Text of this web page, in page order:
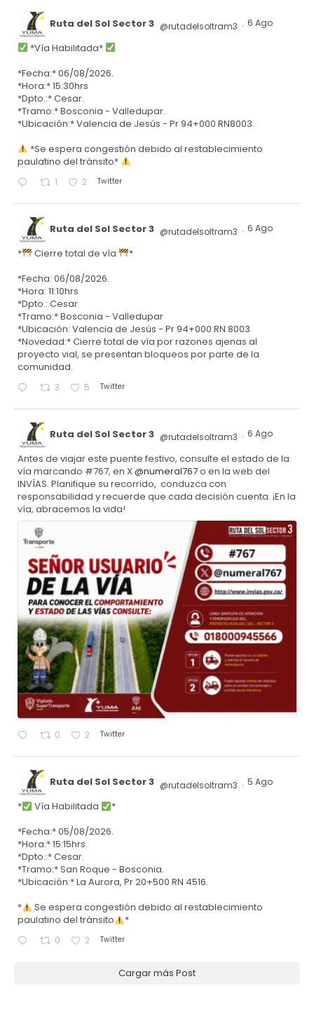
Ruta del Sol Sector 3 @rutadelsoltram3 · 6 Ago
*Vía Habilitada*
*Fecha:* 06/08/2026.
*Hora:* 15:30hrs
*Dpto.:* Cesar.
*Tramo:* Bosconia - Valledupar.
*Ubicación:* Valencia de Jesús - Pr 94+000 RN8003.
*Se espera congestión debido al restablecimiento
paulatino del tránsito*
1 2 Twitter
Ruta del Sol Sector 3 @rutadelsoltram3 · 6 Ago
* Cierre total de vía
*
*Fecha: 06/08/2026.
*Hora: 11:10hrs
*Dpto.: Cesar
*Tramo:* Bosconia - Valledupar
*Ubicación: Valencia de Jesús - Pr 94+000 RN 8003
*Novedad:* Cierre total de vía por razones ajenas al
proyecto vial, se presentan bloqueos por parte de la
comunidad.
3 5 Twitter
Ruta del Sol Sector 3 @rutadelsoltram3 · 6 Ago
Antes de viajar este puente festivo, consulte el estado de la
vía marcando #767, en X@numeral767o en la web del
INVÍAS. Planifique su recorrido, conduzca con
responsabilidad y recuerde que cada decisión cuenta. ¡En la
vía, abracemos la vida!
0 2 Twitter
Ruta del Sol Sector 3 @rutadelsoltram3 · 5 Ago
* Vía Habilitada
*
*Fecha:* 05/08/2026.
*Hora:* 15:15hrs.
*Dpto.:* Cesar.
*Tramo:* San Roque - Bosconia.
*Ubicación:* La Aurora, Pr 20+500 RN 4516.
*
Se espera congestión debido al restablecimiento
paulatino del tránsito
*
0 2 Twitter
Cargar más Post